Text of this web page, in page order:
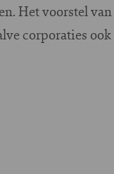
Het voorstel
corporaties ook